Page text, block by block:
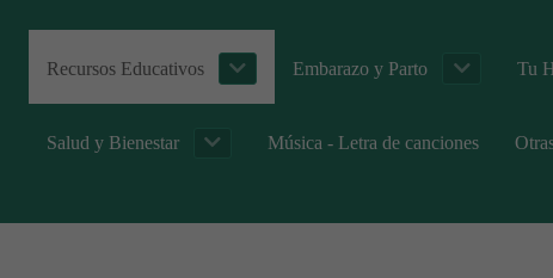
Recursos Educativos Embarazo y Parto Tu
Salud y Bienestar Música - Letra de canciones